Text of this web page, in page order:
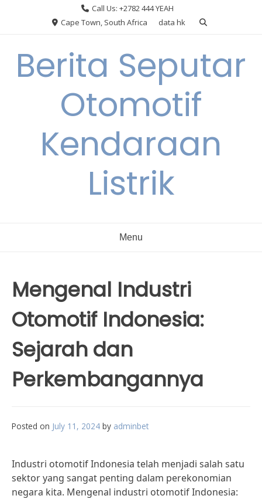
Call Us: +2782 444 YEAH
Cape Town, South Africa
data hk
Berita Seputar
Otomotif
Kendaraan
Listrik
Menu
Mengenal Industri
Otomotif Indonesia:
Sejarah dan
Perkembangannya
Posted on July 11, 2024 by adminbet
Industri otomotif Indonesia telah menjadi salah satu
sektor yang sangat penting dalam perekonomian
negara kita. Mengenal industri otomotif Indonesia: